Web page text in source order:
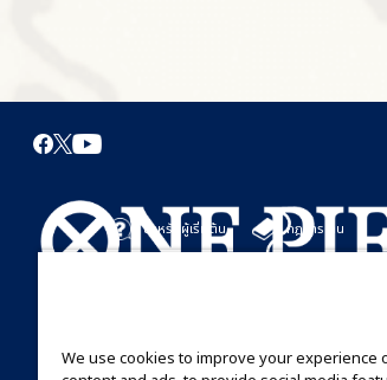
สำหรับผู้เริ่มต้น กฎการเล่น
We use cookies to improve your experience